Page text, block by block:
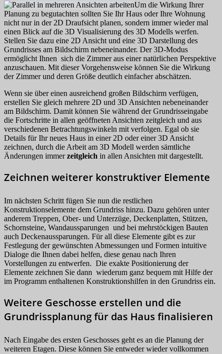
Um die Wirkung Ihrer
Planung zu begutachten sollten Sie Ihr Haus oder Ihre Wohnung
nicht nur in der 2D Draufsicht planen, sondern immer wieder mal
einen Blick auf die 3D Visualisierung des 3D Modells werfen.
Stellen Sie dazu eine 2D Ansicht und eine 3D Darstellung des
Grundrisses am Bildschirm nebeneinander. Der 3D-Modus
ermöglicht Ihnen sich die Zimmer aus einer natürlichen Perspektive
anzuschauen. Mit dieser Vorgehensweise können Sie die Wirkung
der Zimmer und deren Größe deutlich einfacher abschätzen.
Wenn sie über einen ausreichend großen Bildschirm verfügen,
erstellen Sie gleich mehrere 2D und 3D Ansichten nebeneinander
am Bildschirm. Damit können Sie während der Grundrisseingabe
die Fortschritte in allen geöffneten Ansichten zeitgleich und aus
verschiedenen Betrachtungswinkeln mit verfolgen. Egal ob sie
Details für Ihr neues Haus in einer 2D oder einer 3D Ansicht
zeichnen, durch die Arbeit am 3D Modell werden sämtliche
Änderungen immerzeitgleich in allen Ansichten mit dargestellt.
Zeichnen weiterer konstruktiver Elemente
Im nächsten Schritt fügen Sie nun die restlichen
Konstruktionselemente dem Grundriss hinzu. Dazu gehören unter
anderem Treppen, Ober- und Unterzüge, Deckenplatten, Stützen,
Schornsteine, Wandaussparungen und bei mehrstöckigen Bauten
auch Deckenaussparungen. Für all diese Elemente gibt es zur
Festlegung der gewünschten Abmessungen und Formen intuitive
Dialoge die Ihnen dabei helfen, diese genau nach Ihren
Vorstellungen zu entwerfen. Die exakte Positionierung der
Elemente zeichnen Sie dann wiederum ganz bequem mit Hilfe der
im Programm enthaltenen Konstruktionshilfen in den Grundriss ein.
Weitere Geschosse erstellen und die
Grundrissplanung für das Haus finalisieren
Nach Eingabe des ersten Geschosses geht es an die Planung der
weiteren Etagen. Diese können Sie entweder wieder vollkommen